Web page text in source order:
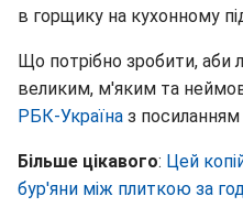
в горщику на кухонному
Що потрібно зробити, аби
великим, м'яким та
РБК-Україна з посиланням
Більше цікавого: Цей
бур'яни між плиткою за